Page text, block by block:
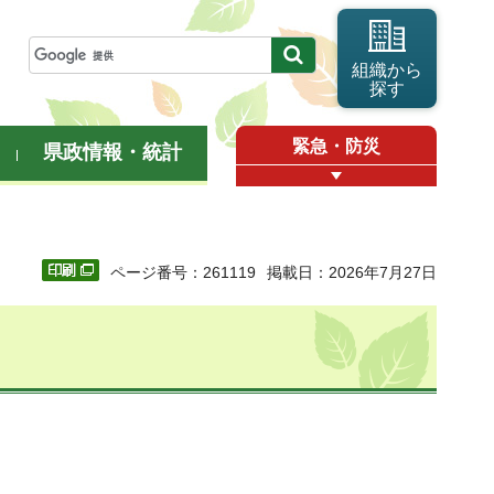
組織から
探す
県政情報・統計 緊急・防災
ページ番号：261119 掲載日：2026年7月27日